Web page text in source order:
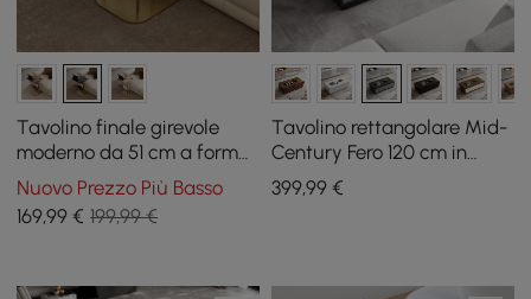
Tavolino finale girevole
moderno da 51 cm a forma
di C in nero e oro con
portariviste
Nuovo Prezzo Più Basso
169,99 € 199,99 €
Tavolino rettangolare Mid-
Century Fero 120 cm in
grigio con 4 cassetti
399,99€